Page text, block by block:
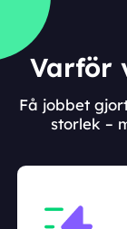
Varför
Få jobbet
storlek –